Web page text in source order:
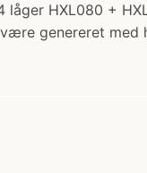
HXL080 +
genereret med